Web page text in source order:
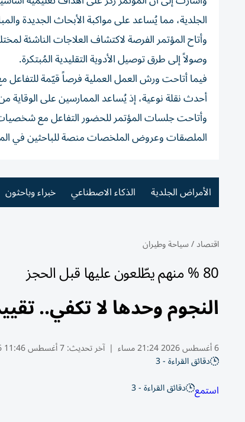
الجلدية، مما يُساعد على مواكبة الأبحاث الجديدة
وأتاح المؤتمر الفرصة لاكتشاف العلاجات الناشئة
وصولاً إلى طرق توصيل الأدوية التقليدية المُبتكرة.
فيما أتاحت ورش العمل العملية فرصاً قيّمة
أحدث نقلة نوعية، إذ يُساعد الممارسين على الوقاية
وأتاحت جلسات المؤتمر للحضور التفاعل مع
الملصقات وعروض الملخصات منصة للباحثين في
الأمراض الجلدية الذكاء الاصطناعي خبراء وباحثون
اقتصاد/سياحة وطيران
80 % منهم يطّلعون عليها قبل الحجز
النجوم وحدها لا تكفي..
6 أغسطس 2026 21:24 مساء | آخر تحديث:7 أغسطس 11:46 2026
دقائق القراءة - 3
استمع دقائق القراءة - 3